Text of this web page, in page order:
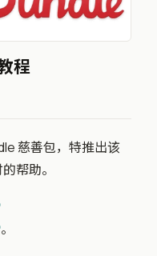
程
慈善包，特推出该
帮助。
。